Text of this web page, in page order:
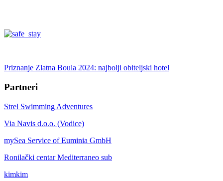
Priznanje Zlatna Boula 2024: najbolji obiteljski hotel
Partneri
Strel Swimming Adventures
Via Navis d.o.o. (Vodice)
mySea Service of Euminia GmbH
Ronilački centar Mediterraneo sub
kimkim